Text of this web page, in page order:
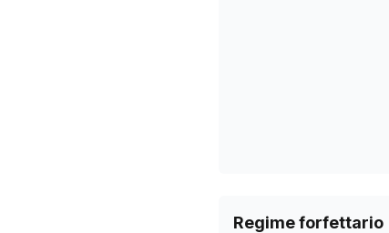
Regime forfettario